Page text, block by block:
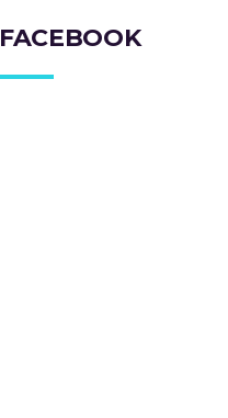
FACEBOOK